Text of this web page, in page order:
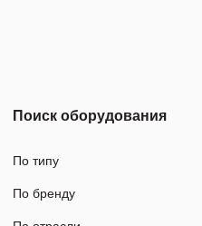
Поиск оборудования
По типу
По бренду